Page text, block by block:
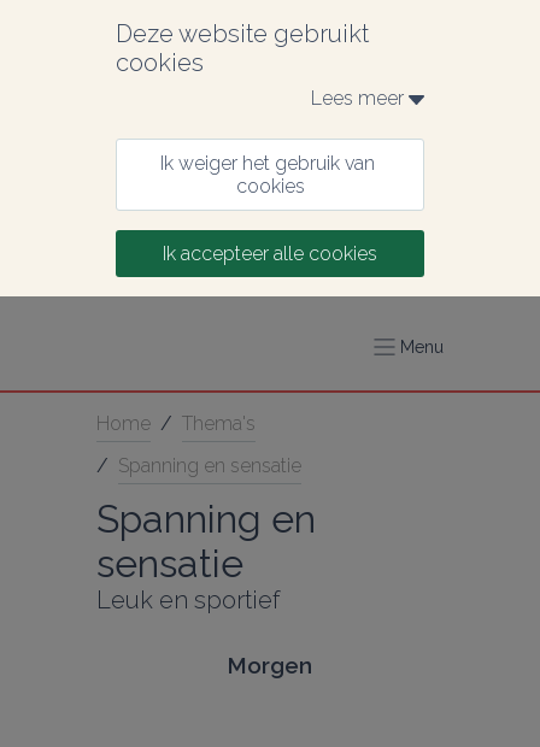
Deze website gebruikt
cookies
Lees meer
Ik weiger het gebruik van
cookies
Ik accepteer alle cookies
Menu
Home / Thema's
/ Spanning en sensatie
Spanning en
sensatie
Leuk en sportief
Morgen